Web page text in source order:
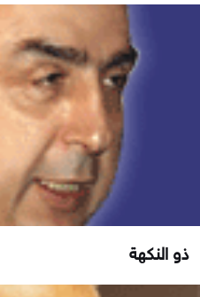
ذو النكهة